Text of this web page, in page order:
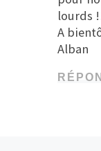
lourds
A
Alban